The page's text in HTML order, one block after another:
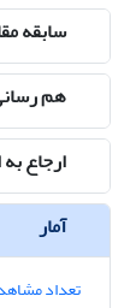
سابقه
هم
ارجاع
آمار
تعداد